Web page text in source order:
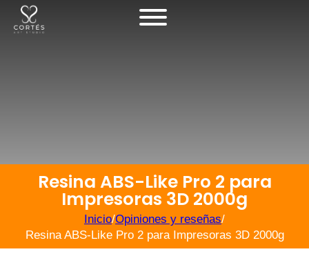
Resina ABS-Like Pro 2 para
Impresoras 3D 2000g
Inicio/Opiniones y reseñas/
Resina ABS-Like Pro 2 para Impresoras 3D 2000g